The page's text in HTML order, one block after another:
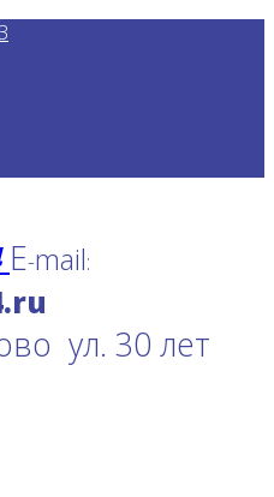
E-mail:
ул. 30 лет